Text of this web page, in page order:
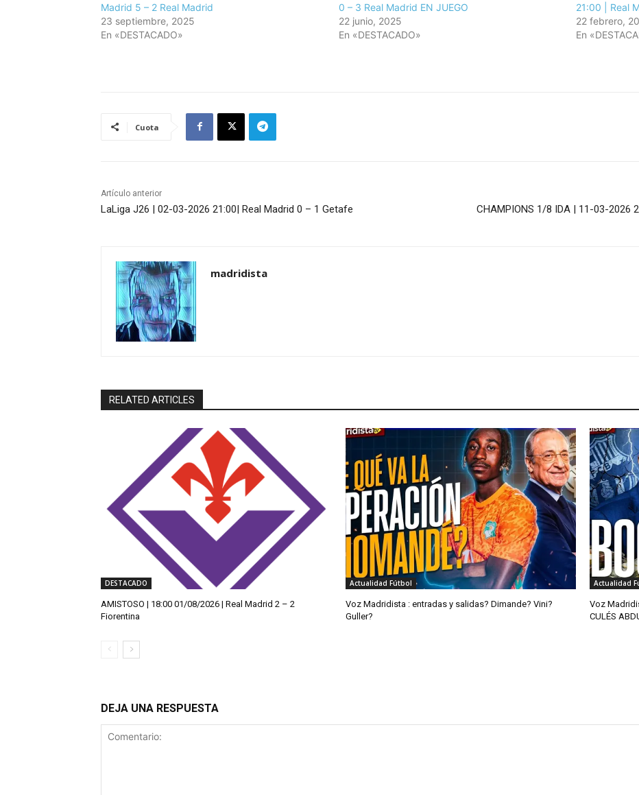
Madrid 5 – 2 Real Madrid
23 septiembre, 2025
En «DESTACADO»
0 – 3 Real Madrid EN JUEGO
22 junio, 2025
En «DESTACADO»
21:00 | Real
22 febrero,
En
Cuota
Artículo anterior
LaLiga J26 | 02-03-2026 21:00| Real Madrid 0 – 1 Getafe CHAMPIONS 1/8 IDA | 11-03-2026
madridista
RELATED ARTICLES
DESTACADO
AMISTOSO | 18:00 01/08/2026 | Real Madrid 2 – 2
Fiorentina
Actualidad Fútbol
Voz Madridista : entradas y salidas? Dimande? Vini?
Guller?
Actualidad
Voz
CULÉS
DEJA UNA RESPUESTA